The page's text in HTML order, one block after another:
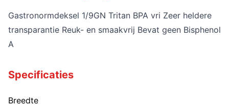
Gastronormdeksel 1/9GN Tritan BPA vri Zeer heldere
transparantie Reuk- en smaakvrij Bevat geen Bisphenol
A
Specificaties
Breedte